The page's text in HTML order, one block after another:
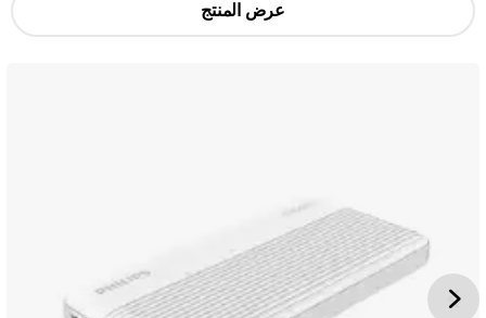
عرض المنتج